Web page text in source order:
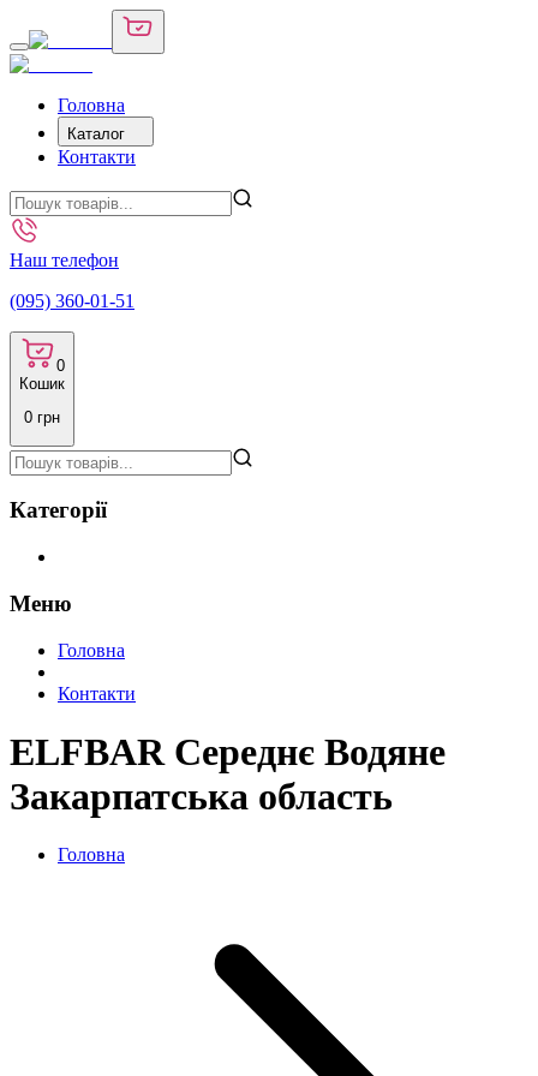
Головна
Каталог
Контакти
Наш телефон
(095) 360-01-51
0
Кошик
0 грн
Категорії
Меню
Головна
Контакти
ELFBAR Середнє Водяне
Закарпатська область
Головна